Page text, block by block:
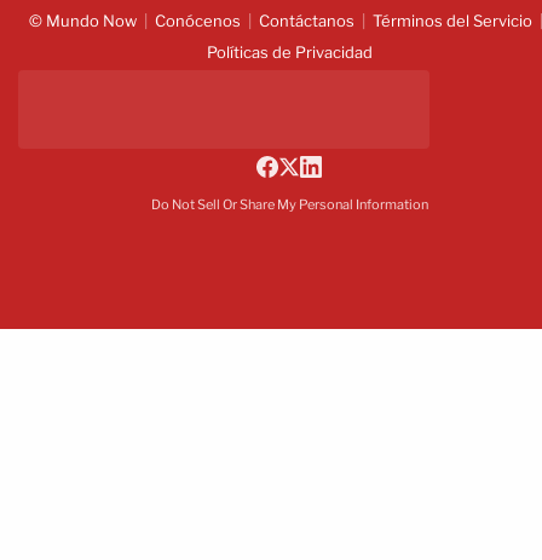
© Mundo Now Conócenos Contáctanos
Términos del Servicio
Políticas de Privacidad
Do Not Sell Or Share My Personal Information